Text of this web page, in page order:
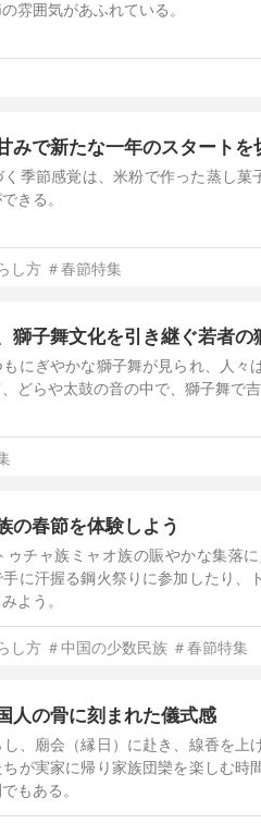
雰囲気があふれている。
みで新たな一年のスタートを
季節感覚は、米粉で作った蒸し
きる。
し方 ＃春節特集
獅子舞文化を引き継ぐ若者
にぎやかな獅子舞が見られ、人々
どらや太鼓の音の中で、獅子舞で吉
の春節を体験しよう
ゥチャ族ミャオ族の賑やかな集落
手に汗握る鋼火祭りに参加したり、
よう。
し方 ＃中国の少数民族 ＃春節特集
人の骨に刻まれた儀式感
し、廟会（縁日）に赴き、線香を
が実家に帰り家族団欒を楽しむ時
もある。